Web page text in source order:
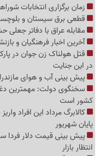
زمان برگزاری انتخابات
قطعی برق سیستان و بلوچستان امروز
مقابله عراق با دفاتر
آخرین اخبار فرهنگیان و
قتل هولناک زن جوان در
در این جنایت
پیش بینی آب و هوای
سخنگوی دولت: مهمترین
کشور است
کالابرگ مرداد این افراد
پایان شهریور
انتظار بازار